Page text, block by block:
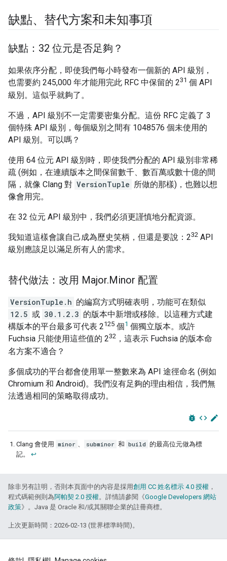
缺點、替代方案和未知事項
缺點：32 位元是否足夠？
如果依序分配，即使我們每小時發布一個新的 API 級別，
也需要約 245,000 年才能用完此 RFC 中保留的 231 個 API
級別。這似乎就夠了。
不過，API 級別不一定需要密集分配。這份 RFC 定義了 3
個特殊 API 級別，每個級別之間有 1048576 個未使用的
API 級別。可以嗎？
使用 64 位元 API 級別時，即使我們分配的 API 級別非常稀
疏 (例如，在連續版本之間保留數千、數百萬或數十億的間
隔，就像 Clang 對 VersionTuple 所做的那樣)，也難以想
像會用完。
在 32 位元 API 級別中，我們必須更謹慎地分配資源。
我知道這樣會讓自己成為歷史笑柄，但還是要說：232 API
級別應該足以滿足所有人的需求。
替代做法：改用 Major.Minor 配置
VersionTuple.h 的編寫方式明確表明，功能可在類似
12.5 或 30.1.2.3 的版本中新增或移除。以這種方式建
構版本的平台最多可代表 2125 個1 個獨立版本。或許
Fuchsia 只能使用這些值的 232 ，這表示 Fuchsia 的版本命
名方案不適合？
多個成功的平台都會使用單一整數來為 API 途徑命名 (例如
Chromium 和 Android)。我們沒有足夠的理由相信，我們無
法透過相同的策略取得成功。
bug_report code edit
Clang 會使用 minor subminor 和 build 的最高位元做為標
記。 ↩
除非另有註明，否則本頁面中的內容是採用創用 CC 姓名標示 4.0 授權 ，
程式碼範例則為阿帕契 2.0 授權。詳情請參閱《Google Developers 網站
政策》。Java 是 Oracle 和/或其關聯企業的註冊商標。
上次更新時間：2026-02-13 (世界標準時間)。